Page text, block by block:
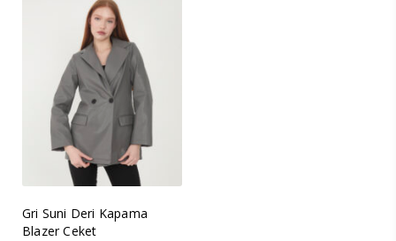
Gri Suni Deri Kapama
Blazer Ceket